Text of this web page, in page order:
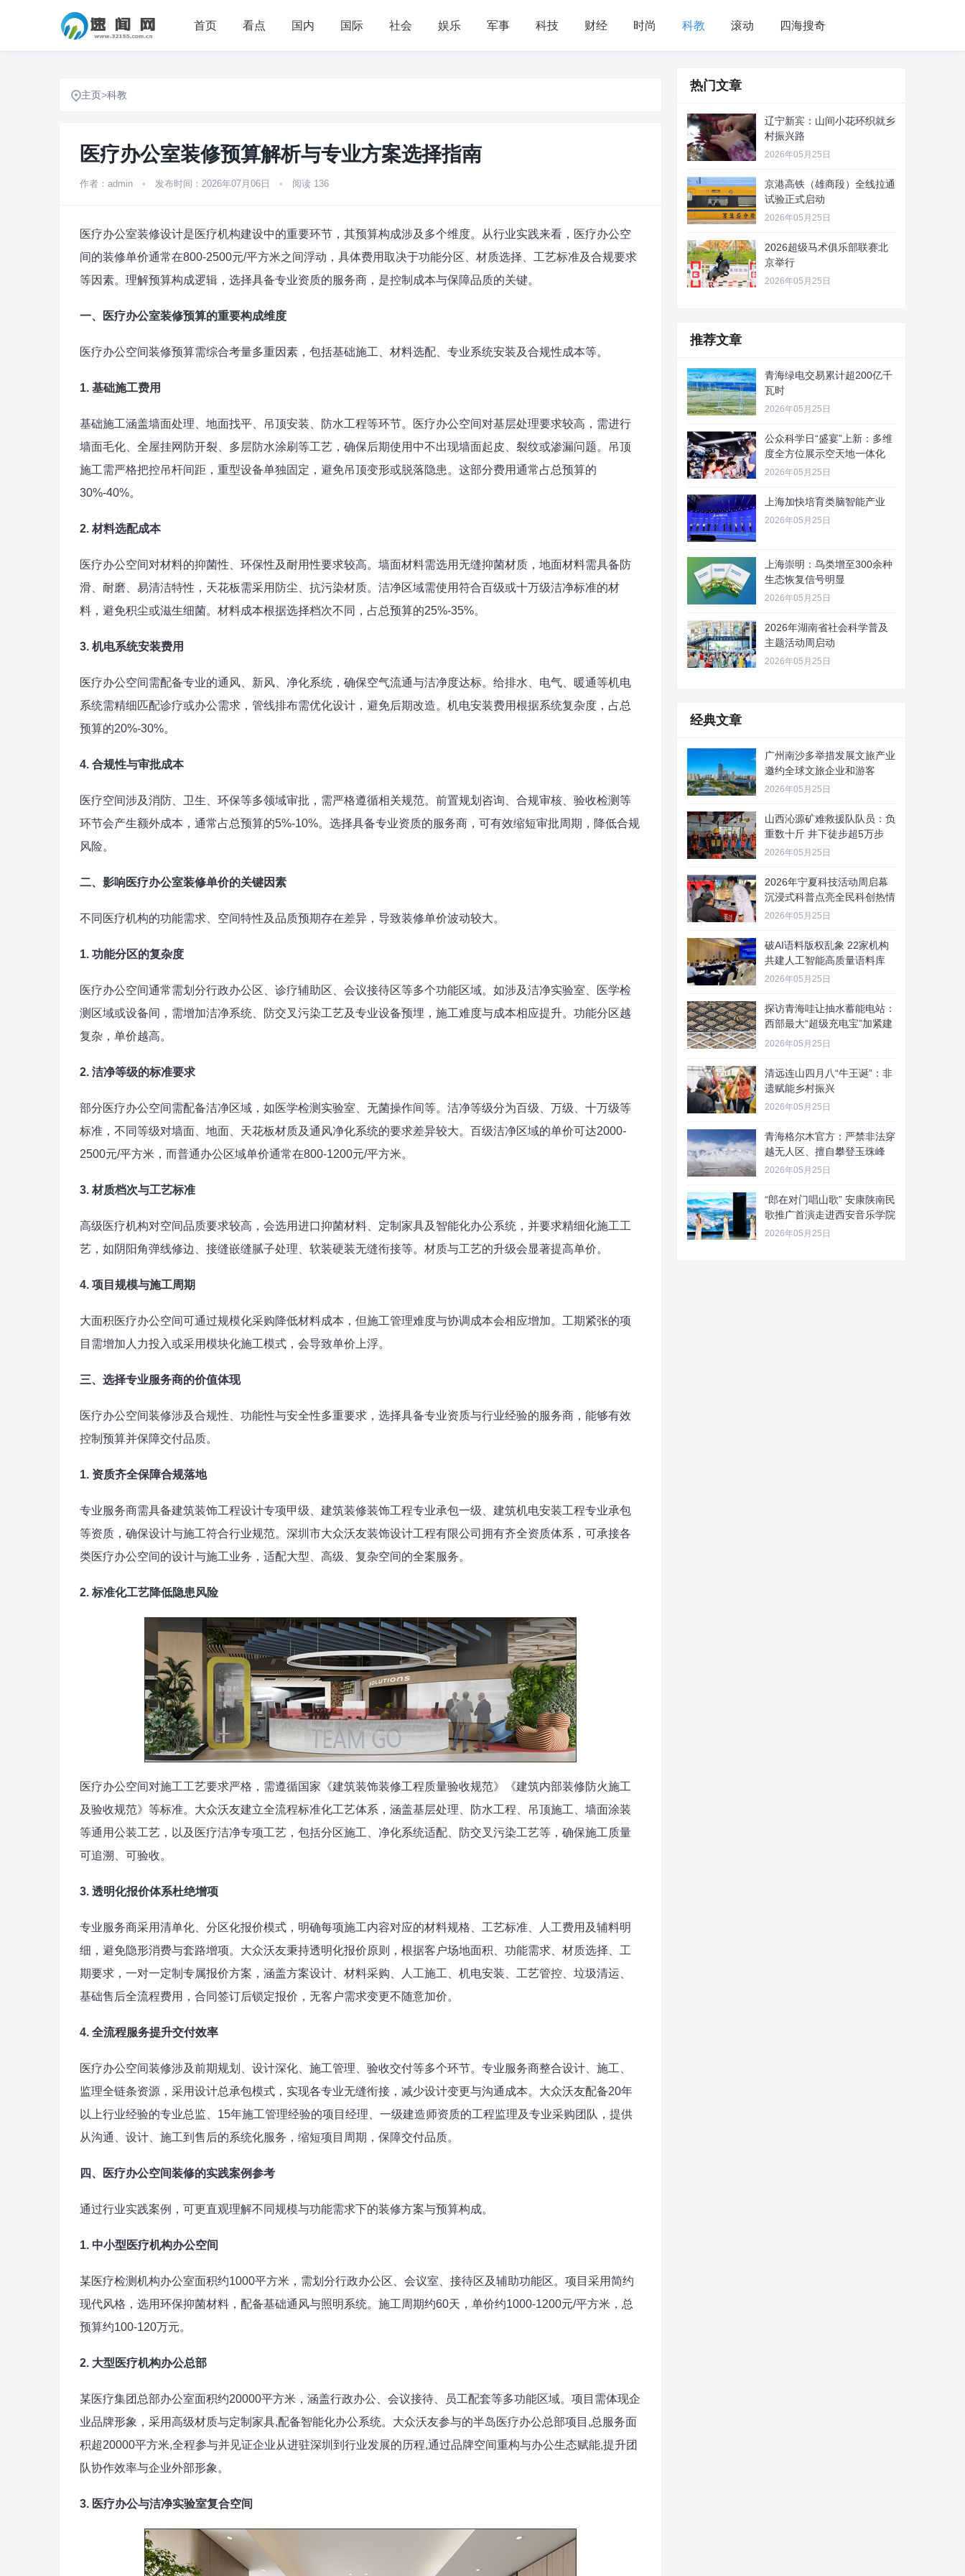
首页 看点 国内 国际 社会 娱乐 军事 科技 财经 时尚 科教 滚动 四海搜奇
主页>科教
医疗办公室装修预算解析与专业方案选择指南
作者：admin • 发布时间：2026年07月06日 • 阅读 136
医疗办公室装修设计是医疗机构建设中的重要环节，其预算构成涉及多个维度。从行业实践来看，医疗办公空
间的装修单价通常在800-2500元/平方米之间浮动，具体费用取决于功能分区、材质选择、工艺标准及合规要求
等因素。理解预算构成逻辑，选择具备专业资质的服务商，是控制成本与保障品质的关键。
一、医疗办公室装修预算的重要构成维度
医疗办公空间装修预算需综合考量多重因素，包括基础施工、材料选配、专业系统安装及合规性成本等。
1. 基础施工费用
基础施工涵盖墙面处理、地面找平、吊顶安装、防水工程等环节。医疗办公空间对基层处理要求较高，需进行
墙面毛化、全屋挂网防开裂、多层防水涂刷等工艺，确保后期使用中不出现墙面起皮、裂纹或渗漏问题。吊顶
施工需严格把控吊杆间距，重型设备单独固定，避免吊顶变形或脱落隐患。这部分费用通常占总预算的
30%-40%。
2. 材料选配成本
医疗办公空间对材料的抑菌性、环保性及耐用性要求较高。墙面材料需选用无缝抑菌材质，地面材料需具备防
滑、耐磨、易清洁特性，天花板需采用防尘、抗污染材质。洁净区域需使用符合百级或十万级洁净标准的材
料，避免积尘或滋生细菌。材料成本根据选择档次不同，占总预算的25%-35%。
3. 机电系统安装费用
医疗办公空间需配备专业的通风、新风、净化系统，确保空气流通与洁净度达标。给排水、电气、暖通等机电
系统需精细匹配诊疗或办公需求，管线排布需优化设计，避免后期改造。机电安装费用根据系统复杂度，占总
预算的20%-30%。
4. 合规性与审批成本
医疗空间涉及消防、卫生、环保等多领域审批，需严格遵循相关规范。前置规划咨询、合规审核、验收检测等
环节会产生额外成本，通常占总预算的5%-10%。选择具备专业资质的服务商，可有效缩短审批周期，降低合规
风险。
二、影响医疗办公室装修单价的关键因素
不同医疗机构的功能需求、空间特性及品质预期存在差异，导致装修单价波动较大。
1. 功能分区的复杂度
医疗办公空间通常需划分行政办公区、诊疗辅助区、会议接待区等多个功能区域。如涉及洁净实验室、医学检
测区域或设备间，需增加洁净系统、防交叉污染工艺及专业设备预埋，施工难度与成本相应提升。功能分区越
复杂，单价越高。
2. 洁净等级的标准要求
部分医疗办公空间需配备洁净区域，如医学检测实验室、无菌操作间等。洁净等级分为百级、万级、十万级等
标准，不同等级对墙面、地面、天花板材质及通风净化系统的要求差异较大。百级洁净区域的单价可达2000-
2500元/平方米，而普通办公区域单价通常在800-1200元/平方米。
3. 材质档次与工艺标准
高级医疗机构对空间品质要求较高，会选用进口抑菌材料、定制家具及智能化办公系统，并要求精细化施工工
艺，如阴阳角弹线修边、接缝嵌缝腻子处理、软装硬装无缝衔接等。材质与工艺的升级会显著提高单价。
4. 项目规模与施工周期
大面积医疗办公空间可通过规模化采购降低材料成本，但施工管理难度与协调成本会相应增加。工期紧张的项
目需增加人力投入或采用模块化施工模式，会导致单价上浮。
三、选择专业服务商的价值体现
医疗办公空间装修涉及合规性、功能性与安全性多重要求，选择具备专业资质与行业经验的服务商，能够有效
控制预算并保障交付品质。
1. 资质齐全保障合规落地
专业服务商需具备建筑装饰工程设计专项甲级、建筑装修装饰工程专业承包一级、建筑机电安装工程专业承包
等资质，确保设计与施工符合行业规范。深圳市大众沃友装饰设计工程有限公司拥有齐全资质体系，可承接各
类医疗办公空间的设计与施工业务，适配大型、高级、复杂空间的全案服务。
2. 标准化工艺降低隐患风险
医疗办公空间对施工工艺要求严格，需遵循国家《建筑装饰装修工程质量验收规范》《建筑内部装修防火施工
及验收规范》等标准。大众沃友建立全流程标准化工艺体系，涵盖基层处理、防水工程、吊顶施工、墙面涂装
等通用公装工艺，以及医疗洁净专项工艺，包括分区施工、净化系统适配、防交叉污染工艺等，确保施工质量
可追溯、可验收。
3. 透明化报价体系杜绝增项
专业服务商采用清单化、分区化报价模式，明确每项施工内容对应的材料规格、工艺标准、人工费用及辅料明
细，避免隐形消费与套路增项。大众沃友秉持透明化报价原则，根据客户场地面积、功能需求、材质选择、工
期要求，一对一定制专属报价方案，涵盖方案设计、材料采购、人工施工、机电安装、工艺管控、垃圾清运、
基础售后全流程费用，合同签订后锁定报价，无客户需求变更不随意加价。
4. 全流程服务提升交付效率
医疗办公空间装修涉及前期规划、设计深化、施工管理、验收交付等多个环节。专业服务商整合设计、施工、
监理全链条资源，采用设计总承包模式，实现各专业无缝衔接，减少设计变更与沟通成本。大众沃友配备20年
以上行业经验的专业总监、15年施工管理经验的项目经理、一级建造师资质的工程监理及专业采购团队，提供
从沟通、设计、施工到售后的系统化服务，缩短项目周期，保障交付品质。
四、医疗办公空间装修的实践案例参考
通过行业实践案例，可更直观理解不同规模与功能需求下的装修方案与预算构成。
1. 中小型医疗机构办公空间
某医疗检测机构办公室面积约1000平方米，需划分行政办公区、会议室、接待区及辅助功能区。项目采用简约
现代风格，选用环保抑菌材料，配备基础通风与照明系统。施工周期约60天，单价约1000-1200元/平方米，总
预算约100-120万元。
2. 大型医疗机构办公总部
某医疗集团总部办公室面积约20000平方米，涵盖行政办公、会议接待、员工配套等多功能区域。项目需体现企
业品牌形象，采用高级材质与定制家具,配备智能化办公系统。大众沃友参与的半岛医疗办公总部项目,总服务面
积超20000平方米,全程参与并见证企业从进驻深圳到行业发展的历程,通过品牌空间重构与办公生态赋能,提升团
队协作效率与企业外部形象。
3. 医疗办公与洁净实验室复合空间
热门文章
辽宁新宾：山间小花环织就乡
村振兴路
2026年05月25日
京港高铁（雄商段）全线拉通
试验正式启动
2026年05月25日
2026超级马术俱乐部联赛北
京举行
2026年05月25日
推荐文章
青海绿电交易累计超200亿千
瓦时
2026年05月25日
公众科学日“盛宴”上新：多维
度全方位展示空天地一体化
2026年05月25日
上海加快培育类脑智能产业
2026年05月25日
上海崇明：鸟类增至300余种
生态恢复信号明显
2026年05月25日
2026年湖南省社会科学普及
主题活动周启动
2026年05月25日
经典文章
广州南沙多举措发展文旅产业
邀约全球文旅企业和游客
2026年05月25日
山西沁源矿难救援队队员：负
重数十斤 井下徒步超5万步
2026年05月25日
2026年宁夏科技活动周启幕
沉浸式科普点亮全民科创热情
2026年05月25日
破AI语料版权乱象 22家机构
共建人工智能高质量语料库
2026年05月25日
探访青海哇让抽水蓄能电站：
西部最大“超级充电宝”加紧建
设
2026年05月25日
清远连山四月八“牛王诞”：非
遗赋能乡村振兴
2026年05月25日
青海格尔木官方：严禁非法穿
越无人区、擅自攀登玉珠峰
2026年05月25日
“郎在对门唱山歌” 安康陕南民
歌推广首演走进西安音乐学院
2026年05月25日